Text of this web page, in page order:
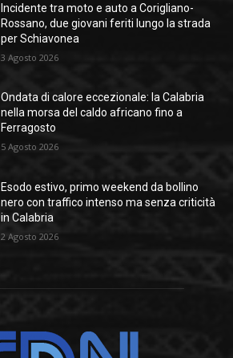
Incidente tra moto e auto a Corigliano-
Rossano, due giovani feriti lungo la strada
per Schiavonea
3 Agosto 2026
Ondata di calore eccezionale: la Calabria
nella morsa del caldo africano fino a
Ferragosto
5 Agosto 2026
Esodo estivo, primo weekend da bollino
nero con traffico intenso ma senza criticità
in Calabria
2 Agosto 2026